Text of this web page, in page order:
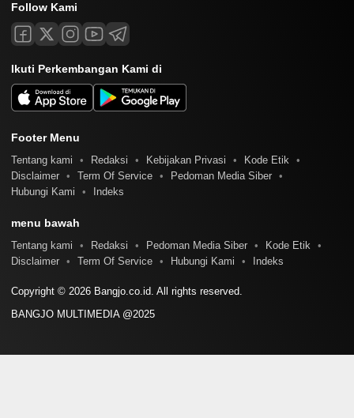
Follow Kami
Ikuti Perkembangan Kami di
Footer Menu
Tentang kami Redaksi Kebijakan Privasi
Kode Etik
Disclaimer
Term Of Service
Pedoman Media Siber
Hubungi Kami
Indeks
menu bawah
Tentang kami Redaksi Pedoman Media Siber
Kode Etik
Disclaimer
Term Of Service Hubungi Kami Indeks
Copyright © 2026 Bangjo.co.id. All rights reserved.
BANGJO MULTIMEDIA @2025